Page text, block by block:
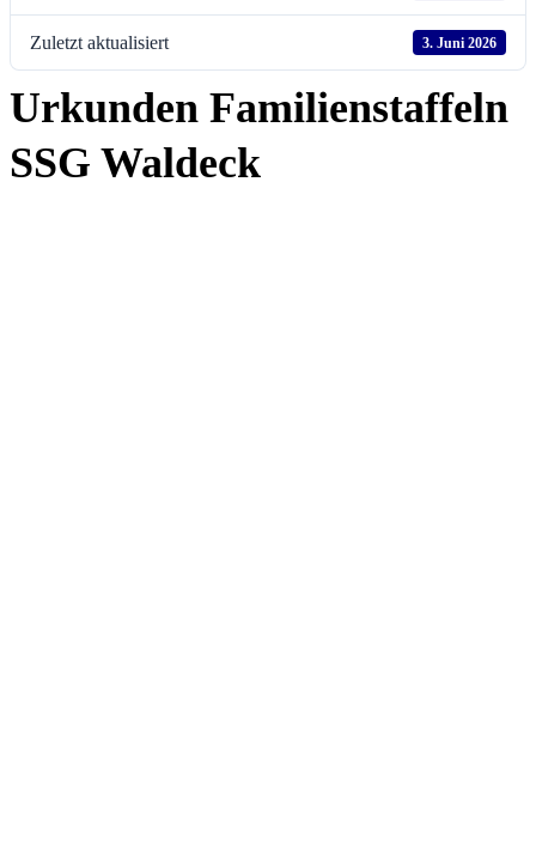
Zuletzt aktualisiert 3. Juni 2026
Urkunden Familienstaffeln
SSG Waldeck